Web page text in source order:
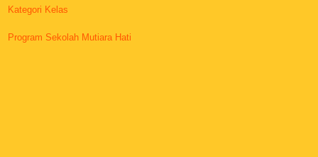
Kategori Kelas
Program Sekolah Mutiara Hati